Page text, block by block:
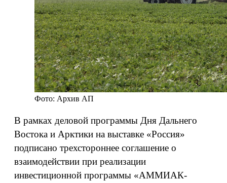
Фото: Архив АП
В рамках деловой программы Дня Дальнего
Востока и Арктики на выставке «Россия»
подписано трехстороннее соглашение о
взаимодействии при реализации
инвестиционной программы «АММИАК-